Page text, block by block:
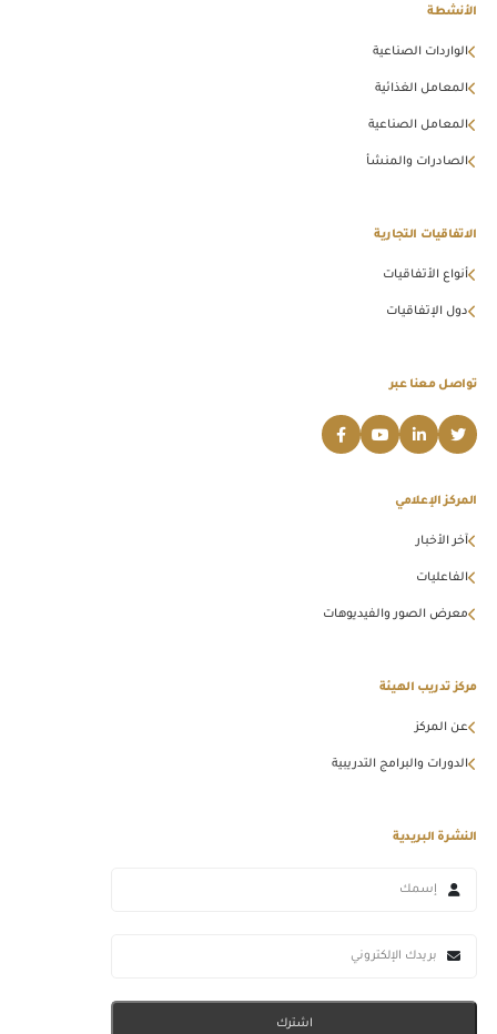
الأنشطة
الواردات الصناعية
المعامل الغذائية
المعامل الصناعية
الصادرات والمنشأ
الاتفاقيات التجارية
أنواع الأتفاقيات
دول الإتفاقيات
تواصل معنا عبر
المركز الإعلامي
آخر الأخبار
الفاعليات
معرض الصور والفيديوهات
مركز تدريب الهيئة
عن المركز
الدورات والبرامج التدريبية
النشرة البريدية
اشترك